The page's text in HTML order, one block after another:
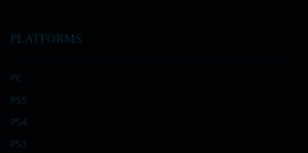
PLATFORMS
PC
PS5
PS4
PS3